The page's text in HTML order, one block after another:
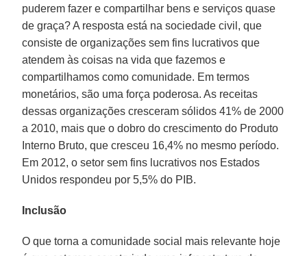
puderem fazer e compartilhar bens e serviços quase
de graça? A resposta está na sociedade civil, que
consiste de organizações sem fins lucrativos que
atendem às coisas na vida que fazemos e
compartilhamos como comunidade. Em termos
monetários, são uma força poderosa. As receitas
dessas organizações cresceram sólidos 41% de 2000
a 2010, mais que o dobro do crescimento do Produto
Interno Bruto, que cresceu 16,4% no mesmo período.
Em 2012, o setor sem fins lucrativos nos Estados
Unidos respondeu por 5,5% do PIB.
Inclusão
O que torna a comunidade social mais relevante hoje